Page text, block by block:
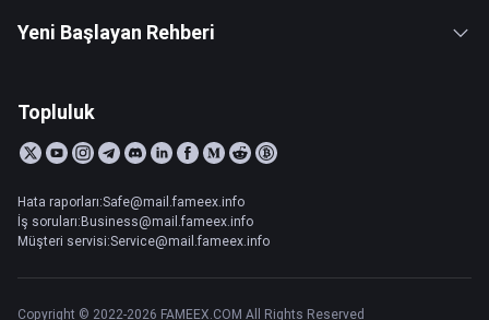
Yeni Başlayan Rehberi
Topluluk
Hata raporları:Safe@mail.fameex.info
İş soruları:Business@mail.fameex.info
Müşteri servisi:Service@mail.fameex.info
Copyright © 2022-2026 FAMEEX.COM All Rights Reserved